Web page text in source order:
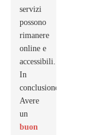
servizi
possono
rimanere
online e
accessibili.
In
conclusione?
Avere
un
buon